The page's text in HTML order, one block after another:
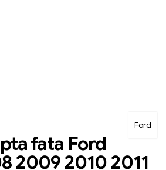
Ford
fata Ford
2009 2010 2011